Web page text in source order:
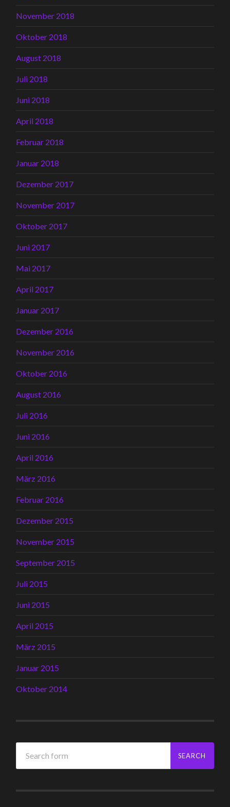
November 2018
Oktober 2018
August 2018
Juli 2018
Juni 2018
April 2018
Februar 2018
Januar 2018
Dezember 2017
November 2017
Oktober 2017
Juni 2017
Mai 2017
April 2017
Januar 2017
Dezember 2016
November 2016
Oktober 2016
August 2016
Juli 2016
Juni 2016
April 2016
März 2016
Februar 2016
Dezember 2015
November 2015
September 2015
Juli 2015
Juni 2015
April 2015
März 2015
Januar 2015
Oktober 2014